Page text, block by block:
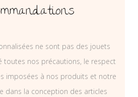
ne sont pas des jouets
toutes nos précautions, le respect
imposées à nos produits et notre
dans la conception des articles